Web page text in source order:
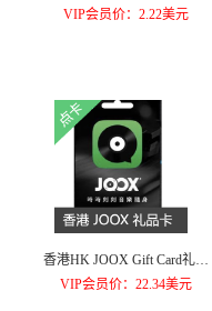
VIP会员价：2.22美元
香港HK JOOX Gift Card礼品
卡3个月
VIP会员价：22.34美元